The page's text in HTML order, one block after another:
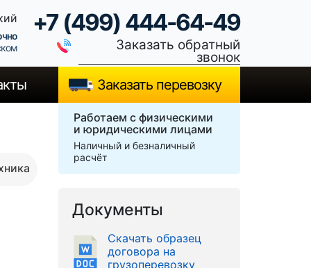
+7 (499) 444-64-49
Заказать обратный
звонок
Заказать перевозку
Работаем с физическими
и юридическими лицами
Наличный и безналичный
расчёт
Документы
Скачать образец
договора на
грузоперевозку